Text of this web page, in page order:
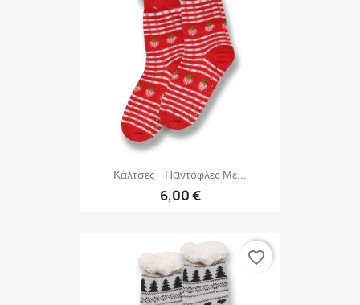
Κάλτσες - Παντόφλες Με...
6,00 €
favorite_border